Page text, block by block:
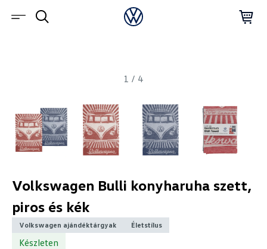
1 / 4
Volkswagen Bulli konyharuha szett,
piros és kék
Volkswagen ajándéktárgyak Életstílus
Készleten